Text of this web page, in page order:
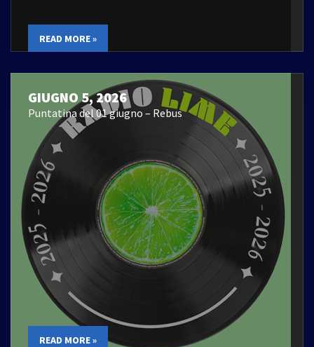
READ MORE »
GIUGNO 5, 2026
Puntatina del 01 giugno – Rebus
READ MORE »